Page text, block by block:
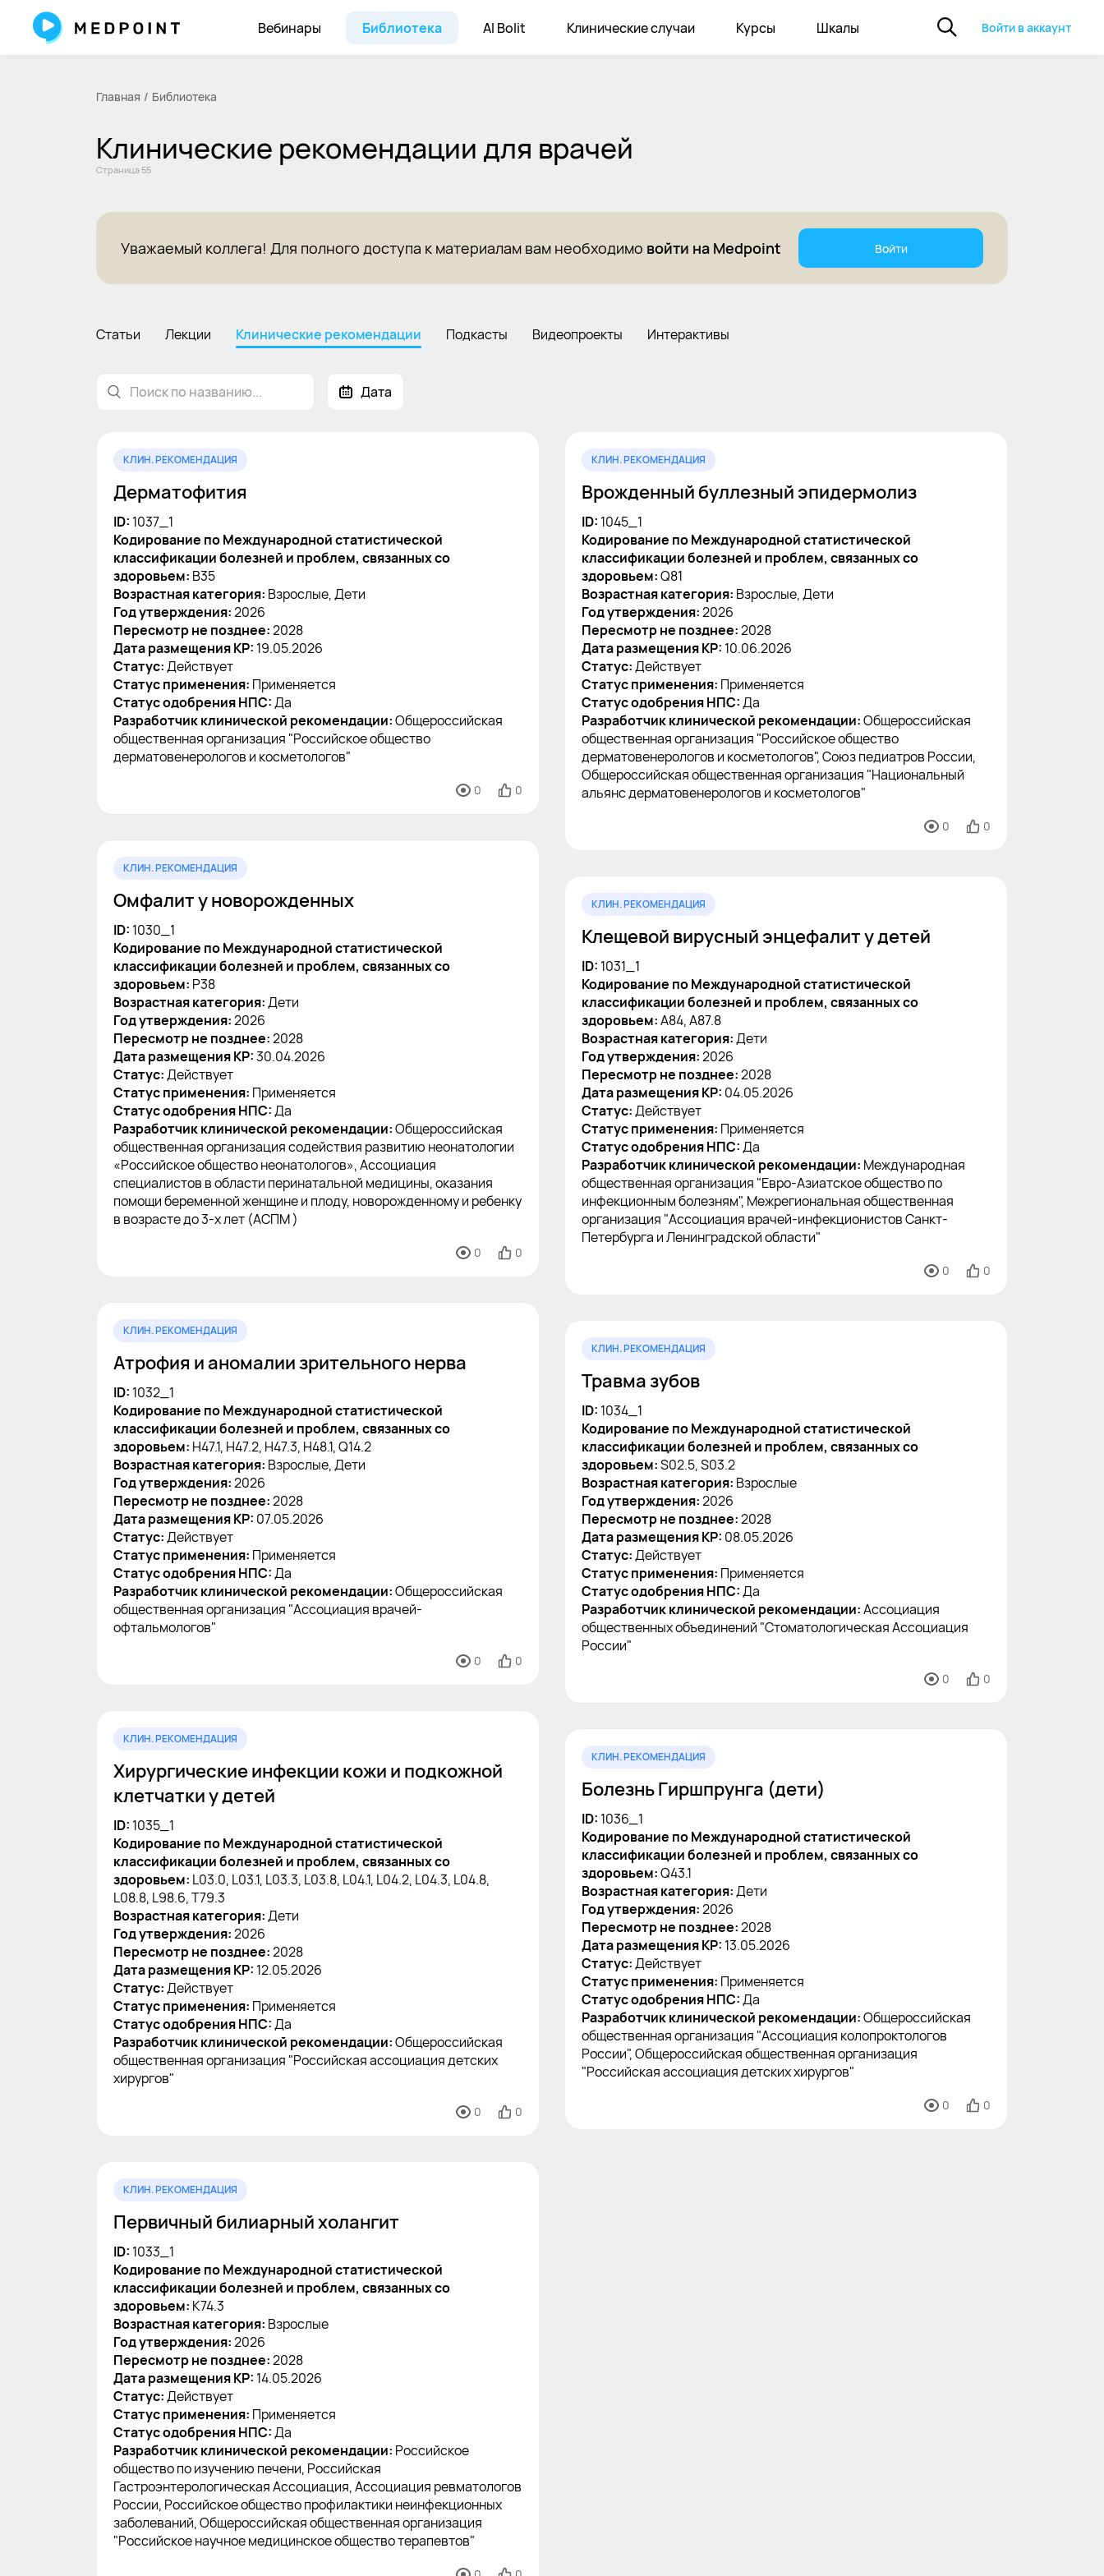
Вебинары Библиотека AI Bolit Клинические случаи Курсы Шкалы Войти в аккаунт
Главная Библиотека
Клинические рекомендации для врачей
Cтраница 55
Уважаемый коллега! Для полного доступа к материалам вам необходимо войти на Medpoint Войти
Статьи Лекции Клинические рекомендации Подкасты Видеопроекты Интерактивы
Дата
КЛИН. РЕКОМЕНДАЦИЯ
Дерматофития
ID: 1037_1
Кодирование по Международной статистической
классификации болезней и проблем, связанных со
здоровьем: B35
Возрастная категория: Взрослые, Дети
Год утверждения:2026
Пересмотр не позднее:2028
Дата размещения КР: 19.05.2026
Статус:Действует
Статус применения: Применяется
Статус одобрения НПС:Да
Разработчик клинической рекомендации:Общероссийская
общественная организация "Российское общество
дерматовенерологов и косметологов"
0 0
КЛИН. РЕКОМЕНДАЦИЯ
Омфалит у новорожденных
ID: 1030_1
Кодирование по Международной статистической
классификации болезней и проблем, связанных со
здоровьем: P38
Возрастная категория:Дети
Год утверждения:2026
Пересмотр не позднее:2028
Дата размещения КР:30.04.2026
Статус:Действует
Статус применения: Применяется
Статус одобрения НПС:Да
Разработчик клинической рекомендации:Общероссийская
общественная организация содействия развитию неонатологии
«Российское общество неонатологов», Ассоциация
специалистов в области перинатальной медицины, оказания
помощи беременной женщине и плоду, новорожденному и ребенку
в возрасте до 3-х лет (АСПМ )
0 0
КЛИН. РЕКОМЕНДАЦИЯ
Атрофия и аномалии зрительного нерва
ID: 1032_1
Кодирование по Международной статистической
классификации болезней и проблем, связанных со
здоровьем: H47.1, H47.2, H47.3, H48.1, Q14.2
Возрастная категория: Взрослые, Дети
Год утверждения:2026
Пересмотр не позднее:2028
Дата размещения КР: 07.05.2026
Статус:Действует
Статус применения: Применяется
Статус одобрения НПС:Да
Разработчик клинической рекомендации:Общероссийская
общественная организация "Ассоциация врачей-
офтальмологов"
0 0
КЛИН. РЕКОМЕНДАЦИЯ
Хирургические инфекции кожи и подкожной
клетчатки у детей
ID: 1035_1
Кодирование по Международной статистической
классификации болезней и проблем, связанных со
здоровьем: L03.0, L03.1, L03.3, L03.8, L04.1, L04.2, L04.3, L04.8,
L08.8, L98.6, T79.3
Возрастная категория:Дети
Год утверждения:2026
Пересмотр не позднее:2028
Дата размещения КР: 12.05.2026
Статус:Действует
Статус применения: Применяется
Статус одобрения НПС:Да
Разработчик клинической рекомендации:Общероссийская
общественная организация "Российская ассоциация детских
хирургов"
0 0
КЛИН. РЕКОМЕНДАЦИЯ
Первичный билиарный холангит
ID: 1033_1
Кодирование по Международной статистической
классификации болезней и проблем, связанных со
здоровьем: K74.3
Возрастная категория: Взрослые
Год утверждения:2026
Пересмотр не позднее:2028
Дата размещения КР: 14.05.2026
Статус:Действует
Статус применения: Применяется
Статус одобрения НПС:Да
Разработчик клинической рекомендации: Российское
общество по изучению печени, Российская
Гастроэнтерологическая Ассоциация, Ассоциация ревматологов
России, Российское общество профилактики неинфекционных
заболеваний, Общероссийская общественная организация
"Российское научное медицинское общество терапевтов"
КЛИН. РЕКОМЕНДАЦИЯ
Врожденный буллезный эпидермолиз
ID: 1045_1
Кодирование по Международной статистической
классификации болезней и проблем, связанных со
здоровьем:Q81
Возрастная категория: Взрослые, Дети
Год утверждения:2026
Пересмотр не позднее:2028
Дата размещения КР: 10.06.2026
Статус:Действует
Статус применения: Применяется
Статус одобрения НПС:Да
Разработчик клинической рекомендации:Общероссийская
общественная организация "Российское общество
дерматовенерологов и косметологов", Союз педиатров России,
Общероссийская общественная организация "Национальный
альянс дерматовенерологов и косметологов"
0 0
КЛИН. РЕКОМЕНДАЦИЯ
Клещевой вирусный энцефалит у детей
ID: 1031_1
Кодирование по Международной статистической
классификации болезней и проблем, связанных со
здоровьем:A84, A87.8
Возрастная категория:Дети
Год утверждения:2026
Пересмотр не позднее:2028
Дата размещения КР: 04.05.2026
Статус:Действует
Статус применения: Применяется
Статус одобрения НПС:Да
Разработчик клинической рекомендации: Международная
общественная организация "Евро-Азиатское общество по
инфекционным болезням", Межрегиональная общественная
организация "Ассоциация врачей-инфекционистов Санкт-
Петербурга и Ленинградской области"
0 0
КЛИН. РЕКОМЕНДАЦИЯ
Травма зубов
ID: 1034_1
Кодирование по Международной статистической
классификации болезней и проблем, связанных со
здоровьем:S02.5, S03.2
Возрастная категория: Взрослые
Год утверждения:2026
Пересмотр не позднее:2028
Дата размещения КР: 08.05.2026
Статус:Действует
Статус применения: Применяется
Статус одобрения НПС:Да
Разработчик клинической рекомендации:Ассоциация
общественных объединений "Стоматологическая Ассоциация
России"
0 0
КЛИН. РЕКОМЕНДАЦИЯ
Болезнь Гиршпрунга (дети)
ID: 1036_1
Кодирование по Международной статистической
классификации болезней и проблем, связанных со
здоровьем:Q43.1
Возрастная категория:Дети
Год утверждения:2026
Пересмотр не позднее:2028
Дата размещения КР: 13.05.2026
Статус:Действует
Статус применения: Применяется
Статус одобрения НПС:Да
Разработчик клинической рекомендации:Общероссийская
общественная организация "Ассоциация колопроктологов
России", Общероссийская общественная организация
"Российская ассоциация детских хирургов"
0 0
Клинические рекомендации для врачей 2025 - Страница 55